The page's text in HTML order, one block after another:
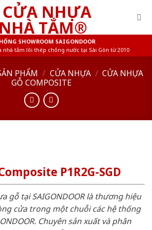
SHOWROOM SAIGONDOOR
nhà tắm lõi thép chống nước tại Sài Gòn từ 2010
PHẨM / CỬA NHỰA / CỬA NHỰA
GỖ COMPOSITE
P1R2G-SGD
gỗ tại SAIGONDOOR là thương hiệu
cửa trong một chuỗi các hệ thống
Chuyên sản xuất và phân